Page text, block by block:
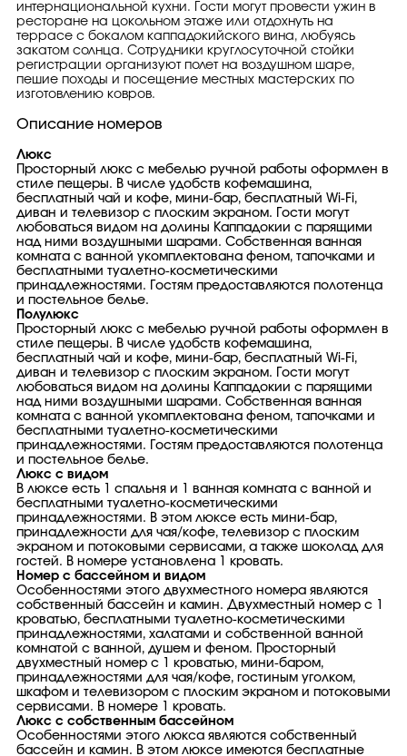
интернациональной кухни. Гости могут провести ужин в
ресторане на цокольном этаже или отдохнуть на
террасе с бокалом каппадокийского вина, любуясь
закатом солнца. Сотрудники круглосуточной стойки
регистрации организуют полет на воздушном шаре,
пешие походы и посещение местных мастерских по
изготовлению ковров.
Описание номеров
Люкс
Просторный люкс с мебелью ручной работы оформлен в
стиле пещеры. В числе удобств кофемашина,
бесплатный чай и кофе, мини-бар, бесплатный Wi-Fi,
диван и телевизор с плоским экраном. Гости могут
любоваться видом на долины Каппадокии с парящими
над ними воздушными шарами. Собственная ванная
комната с ванной укомплектована феном, тапочками и
бесплатными туалетно-косметическими
принадлежностями. Гостям предоставляются полотенца
и постельное белье.
Полулюкс
Просторный люкс с мебелью ручной работы оформлен в
стиле пещеры. В числе удобств кофемашина,
бесплатный чай и кофе, мини-бар, бесплатный Wi-Fi,
диван и телевизор с плоским экраном. Гости могут
любоваться видом на долины Каппадокии с парящими
над ними воздушными шарами. Собственная ванная
комната с ванной укомплектована феном, тапочками и
бесплатными туалетно-косметическими
принадлежностями. Гостям предоставляются полотенца
и постельное белье.
Люкс с видом
В люксе есть 1 спальня и 1 ванная комната с ванной и
бесплатными туалетно-косметическими
принадлежностями. В этом люксе есть мини-бар,
принадлежности для чая/кофе, телевизор с плоским
экраном и потоковыми сервисами, а также шоколад для
гостей. В номере установлена ​​1 кровать.
Номер с бассейном и видом
Особенностями этого двухместного номера являются
собственный бассейн и камин. Двухместный номер с 1
кроватью, бесплатными туалетно-косметическими
принадлежностями, халатами и собственной ванной
комнатой с ванной, душем и феном. Просторный
двухместный номер с 1 кроватью, мини-баром,
принадлежностями для чая/кофе, гостиным уголком,
шкафом и телевизором с плоским экраном и потоковыми
сервисами. В номере 1 кровать.
Люкс с собственным бассейном
Особенностями этого люкса являются собственный
бассейн и камин. В этом люксе имеются бесплатные